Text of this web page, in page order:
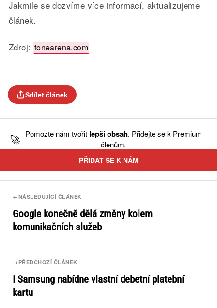
Jakmile se dozvíme více informací, aktualizujeme
článek.
Zdroj: fonearena.com
Sdílet článek
🚀 Pomozte nám tvořit lepší obsah. Přidejte se k Premium
členům.
PŘIDAT SE K NÁM
←NÁSLEDUJÍCÍ ČLÁNEK
Google konečně dělá změny kolem
komunikačních služeb
→ PŘEDCHOZÍ ČLÁNEK
I Samsung nabídne vlastní debetní platební
kartu